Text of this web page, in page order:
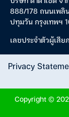
888/178 ถนนเพลิ
ปทุมวัน กรุงเทพฯ
เลขประจำตัวผู้เสี
Privacy
Copyright ©